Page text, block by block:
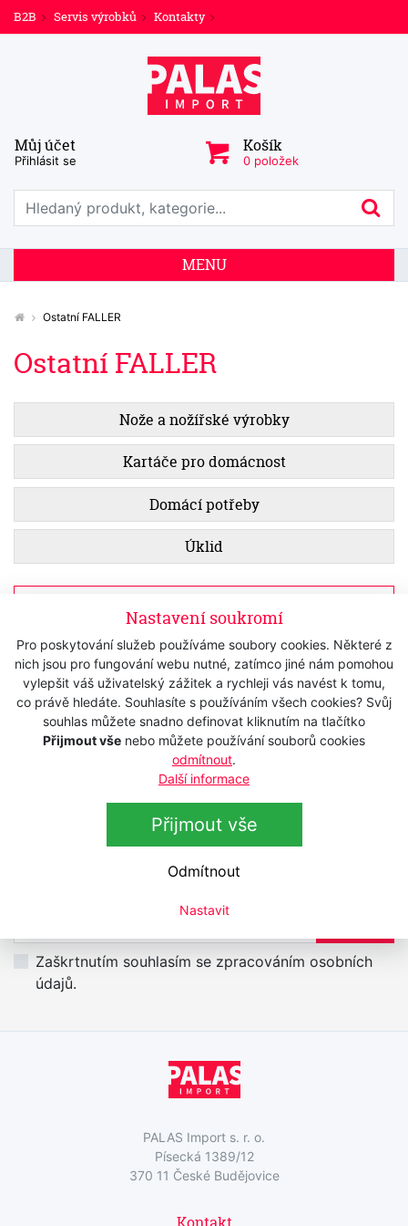
Nastavení soukromí
Pro poskytování služeb používáme soubory cookies. Některé z
nich jsou pro fungování webu nutné, zatímco jiné nám pomohou
vylepšit váš uživatelský zážitek a rychleji vás navést k tomu,
co právě hledáte. Souhlasíte s používáním všech cookies? Svůj
souhlas můžete snadno definovat kliknutím na tlačítko
Přijmout vše nebo můžete používání souborů cookies
odmítnout.
Další informace
Přijmout vše
Odmítnout
Nastavit
B2B Servis výrobků Kontakty
Můj účet
Přihlásit se
Košík
0 položek
Prohledat web
MENU
Ostatní FALLER
Ostatní FALLER
Nože a nožířské výrobky
Kartáče pro domácnost
Domácí potřeby
Úklid
Kartáč FALLER 150515001 For Men -
na obličej
Skladem
770 Kč s DPH
636,36 Kčbez DPH
Přihlášení k odběru newsletteru
Přihlaste se k odběru novinek
Zaškrtnutím souhlasím se zpracováním osobních
údajů.
PALAS Import s. r. o.
Písecká 1389/12
370 11 České Budějovice